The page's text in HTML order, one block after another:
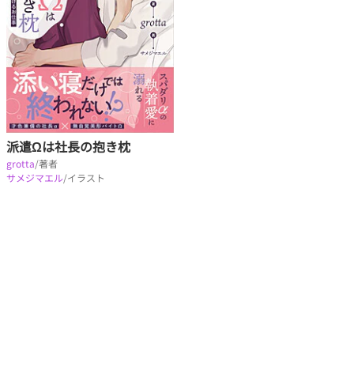
派遣Ωは社長の抱き枕
grotta/著者
サメジマエル/イラスト